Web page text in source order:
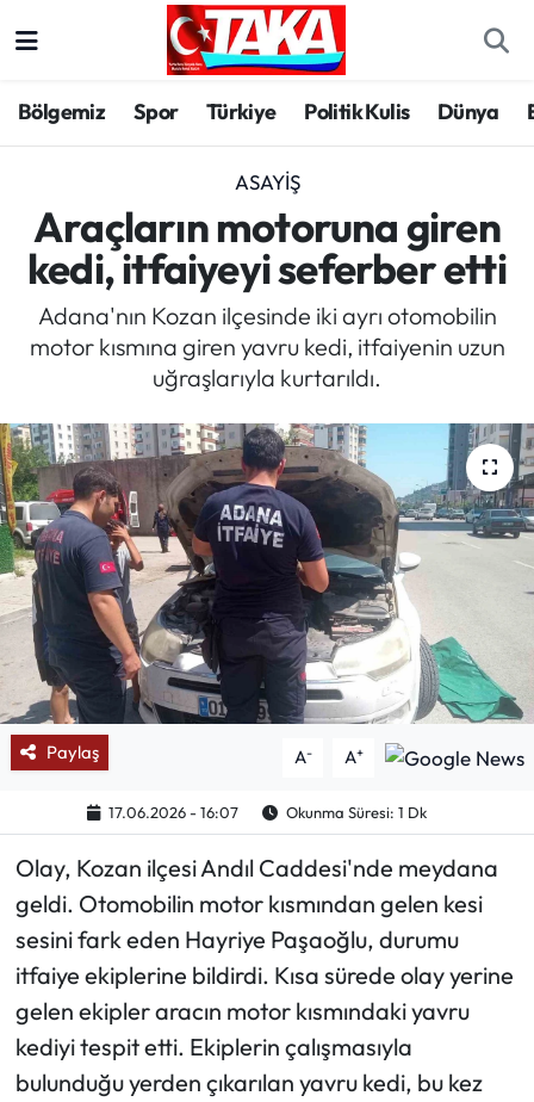
Bölgemiz Spor Türkiye Politik Kulis Dünya
ASAYIŞ
Araçların motoruna giren
kedi, itfaiyeyi seferber etti
Adana'nın Kozan ilçesinde iki ayrı otomobilin
motor kısmına giren yavru kedi, itfaiyenin uzun
uğraşlarıyla kurtarıldı.
Paylaş A- A+
17.06.2026 - 16:07 Okunma Süresi: 1 Dk
Olay, Kozan ilçesi Andıl Caddesi'nde meydana
geldi. Otomobilin motor kısmından gelen kesi
sesini fark eden Hayriye Paşaoğlu, durumu
itfaiye ekiplerine bildirdi. Kısa sürede olay yerine
gelen ekipler aracın motor kısmındaki yavru
kediyi tespit etti. Ekiplerin çalışmasıyla
bulunduğu yerden çıkarılan yavru kedi, bu kez
Spor
Türkiye
Kültür/Sanat
Politika
Politik Kulis
Dünya
Magazin
Mektup Galeri
Röportaj
Manşet
Köşe Yazıları
Karikatür Galeri
BIK
ASTROLOJİ
Spor Yazıları
Mektup Galeri
Trabzon Hava Durumu
Trabzon Trafik Yoğunluk Haritası
Süper Lig Puan Durumu ve Fikstür
Tüm Manşetler
Son Dakika Haberleri
Haber Arşivi